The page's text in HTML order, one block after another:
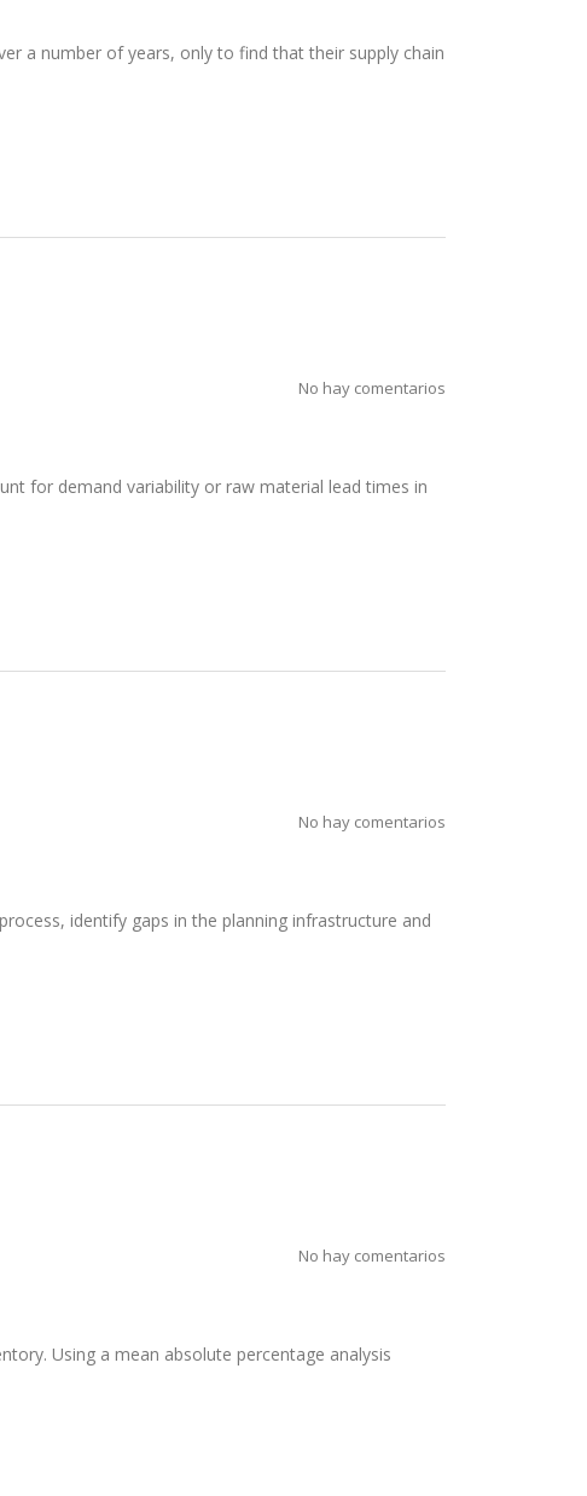
a number of years, only to find that their supply chain
No hay comentarios
for demand variability or raw material lead times in
No hay comentarios
identify gaps in the planning infrastructure and
No hay comentarios
Using a mean absolute percentage analysis